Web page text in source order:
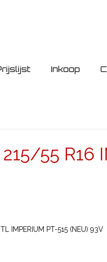
Inkoop
55 R16
IMPERIUM PT-515 (NEU) 93V